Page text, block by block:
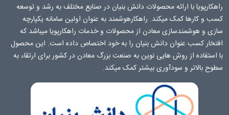
راهکارپویا با ارائه محصولات دانش بنیان در صنایع مختلف به رشد و توسعه
کسب و کارها کمک میکند. راهکارهوشمند به عنوان اولین سامانه یکپارچه
سازی و هوشمندسازی معادن از محصولات و خدمات راهکارپویا میباشد که
افتخار کسب عنوان دانش بنیان را به خود اختصاص داده است. این محصول
با استفاده از روش هایی نوین به صنعت بزرگ معادن در کشور برای ارتقاء به
سطوح بالاتر و سودآوری بیشتر کمک میکند.